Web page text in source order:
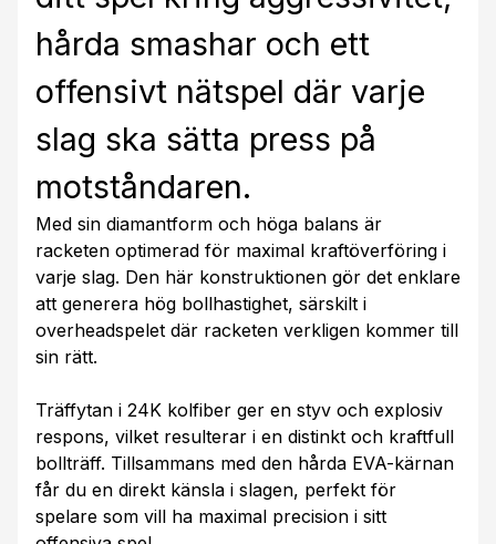
hårda smashar och ett
offensivt nätspel där varje
slag ska sätta press på
motståndaren.
Med sin diamantform och höga balans är
racketen optimerad för maximal kraftöverföring i
varje slag. Den här konstruktionen gör det enklare
att generera hög bollhastighet, särskilt i
overheadspelet där racketen verkligen kommer till
sin rätt.
Träffytan i 24K kolfiber ger en styv och explosiv
respons, vilket resulterar i en distinkt och kraftfull
bollträff. Tillsammans med den hårda EVA-kärnan
får du en direkt känsla i slagen, perfekt för
spelare som vill ha maximal precision i sitt